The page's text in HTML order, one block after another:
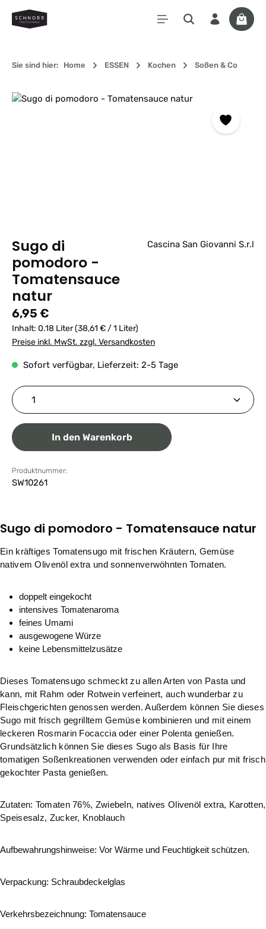
Zum Hauptinhalt springen
Sie sind hier: Home ESSEN Kochen Soßen & Co
Bildergalerie überspringen
Sugo di
pomodoro -
Tomatensauce
natur
Cascina San Giovanni S.r.l
Regulärer Preis:
6,95 €
Inhalt: 0.18 Liter(38,61 € / 1 Liter)
Preise inkl. MwSt. zzgl. Versandkosten
Sofort verfügbar, Lieferzeit: 2-5 Tage
Produkt Anzahl: Gib den gewünschten Wert ein
In den Warenkorb
Produktnummer:
SW10261
Sugo di pomodoro - Tomatensauce natur
Ein kräftiges Tomatensugo mit frischen Kräutern, Gemüse
nativem Olivenöl extra und sonnenverwöhnten Tomaten.
doppelt eingekocht
intensives Tomatenaroma
feines Umami
ausgewogene Würze
keine Lebensmittelzusätze
Dieses Tomatensugo schmeckt zu allen Arten von Pasta und
kann, mit Rahm oder Rotwein verfeinert, auch wunderbar zu
Fleischgerichten genossen werden. Außerdem können Sie dieses
Sugo mit frisch gegrilltem Gemüse kombinieren und mit einem
leckeren Rosmarin Focaccia oder einer Polenta genießen.
Grundsätzlich können Sie dieses Sugo als Basis für Ihre
tomatigen Soßenkreationen verwenden oder einfach pur mit frisch
gekochter Pasta genießen.
Zutaten: Tomaten 76%, Zwiebeln, natives Olivenöl extra, Karotten,
Speisesalz, Zucker, Knoblauch
Aufbewahrungshinweise: Vor Wärme und Feuchtigkeit schützen.
Verpackung: Schraubdeckelglas
Verkehrsbezeichnung: Tomatensauce